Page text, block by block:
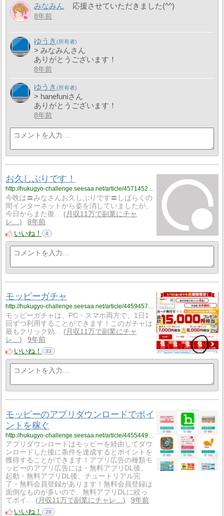
みなみん
応援させていただきました(^^)
8年前
ゆうき
> みなみんさん
ありがとうございます！
8年前
ゆうき
> hanefuniさん
ありがとうございます！
8年前
お久しぶりです！
http://hukugyo-challenge.seesaa.net/article/457145297.html
今晩は〓みなさんお久しぶりです〓️しばらくの
間インターネットから姿を消していましたが、
今日からまた復…
月収11万で副業にチャ
レ…
8年前
いいね！
4
モッピーガチャ
http://hukugyo-challenge.seesaa.net/article/445945719.html
モッピーガチャは、PC・スマホ両方で、1日1
回ずつ利用することができます！このガチャは
最もクリック効…
月収11万で副業にチャ
レ…
9年前
いいね！
33
モッピーのアプリダウンロードでポイ
ントを稼ぐ
アプリダウンロードはモッピーを経由してダウ
ンロードした後に条件を達成するとポイントを
獲得することができます！アプリ広告の種類モ
ッピーのアプリ広告には・​無料アプリDL後、
起動・無料アプリDL後、チュートリアル完
了・無料会員登録があります！無料会員登録は
面倒なものが多いので、無料アプリDLに絞っ
てポイ…
月収11万で副業にチャレ…
9年前
いいね！
29